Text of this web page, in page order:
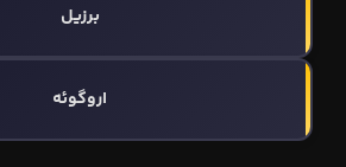
برزیل
اروگوئه